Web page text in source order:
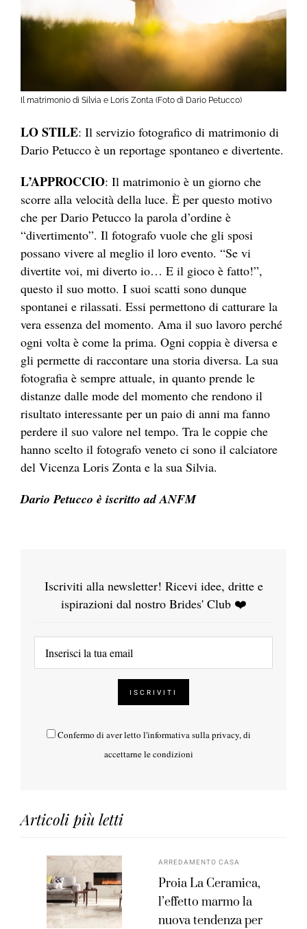
Il matrimonio di Silvia e Loris Zonta (Foto di Dario Petucco)
LO STILE: Il servizio fotografico di matrimonio di
Dario Petucco è un reportage spontaneo e divertente.
L’APPROCCIO: Il matrimonio è un giorno che
scorre alla velocità della luce. È per questo motivo
che per Dario Petucco la parola d’ordine è
“divertimento”. Il fotografo vuole che gli sposi
possano vivere al meglio il loro evento. “Se vi
divertite voi, mi diverto io… E il gioco è fatto!”,
questo il suo motto. I suoi scatti sono dunque
spontanei e rilassati. Essi permettono di catturare la
vera essenza del momento. Ama il suo lavoro perché
ogni volta è come la prima. Ogni coppia è diversa e
gli permette di raccontare una storia diversa. La sua
fotografia è sempre attuale, in quanto prende le
distanze dalle mode del momento che rendono il
risultato interessante per un paio di anni ma fanno
perdere il suo valore nel tempo. Tra le coppie che
hanno scelto il fotografo veneto ci sono il calciatore
del Vicenza Loris Zonta e la sua Silvia.
Dario Petucco è iscritto ad ANFM
Iscriviti alla newsletter! Ricevi idee, dritte e
ispirazioni dal nostro Brides' Club ❤️
Confermo di aver letto l'informativa sulla privacy, di
accettarne le condizioni
Articoli più letti
ARREDAMENTO CASA
Proia La Ceramica,
l’effetto marmo la
nuova tendenza per